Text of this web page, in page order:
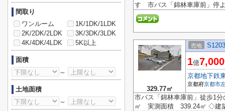
す 市バス「錦林車庫前」
329.77㎡
売地
1億7,000
京都地下鉄
京都府京都市
市バス「錦林車庫前」徒歩1
㎡ 実測面積 339.24㎡ ◇建
間取り
ワンルーム
1K/1DK/1LDK
2K/2DK/2LDK
3K/3DK/3LDK
4K/4DK/4LDK
5K以上
面積
～
土地面積
～